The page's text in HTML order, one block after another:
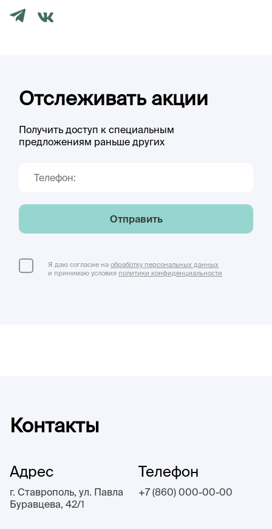
Отслеживать акции
Получить доступ к специальным
предложениям раньше других
Отправить
Я даю согласие на обработку персональных данных
и принимаю условия политики конфиденциальности
Контакты
Адрес
г. Ставрополь, ул. Павла
Буравцева, 42/1
Телефон
+7 (860) 000-00-00